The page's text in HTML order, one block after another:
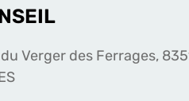
Verger des Ferrages,